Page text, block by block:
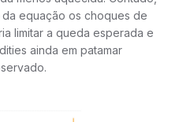
equação os choques de
limitar a queda esperada e
ainda em patamar